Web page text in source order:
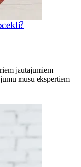
jautājumiem
mūsu ekspertiem